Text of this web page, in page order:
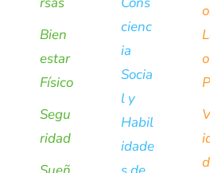
Bien
estar
Físico
Segu
ridad
cienc
ia
Socia
l y
Habil
idade
o